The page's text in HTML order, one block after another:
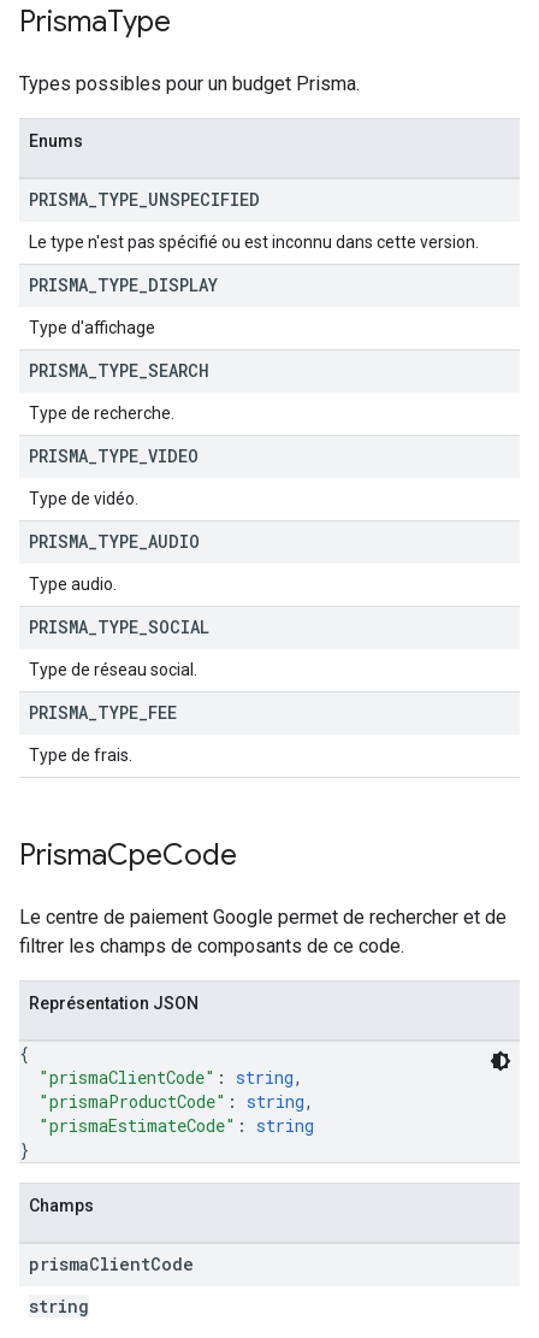
PrismaType
Types possibles pour un budget Prisma.
Enums
PRISMA TYPE UNSPECIFIED
Le type n'est pas spécifié ou est inconnu dans cette version.
PRISMA TYPE DISPLAY
Type d'affichage
PRISMA TYPE SEARCH
Type de recherche.
PRISMA TYPE VIDEO
Type de vidéo.
PRISMA TYPE AUDIO
Type audio.
PRISMA TYPE SOCIAL
Type de réseau social.
PRISMA TYPE FEE
Type de frais.
PrismaCpeCode
Le centre de paiement Google permet de rechercher et de
filtrer les champs de composants de ce code.
Représentation JSON
{
"prismaClientCode" : string,
"prismaProductCode" : string,
"prismaEstimateCode" : string
}
Champs
prismaClientCode
string